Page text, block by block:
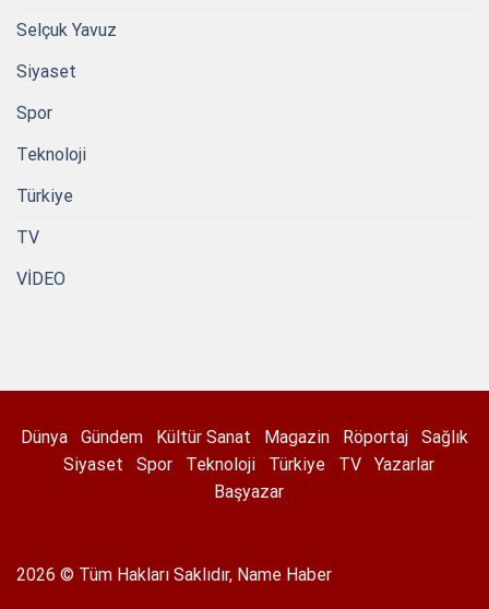
Selçuk Yavuz
Siyaset
Spor
Teknoloji
Türkiye
TV
VİDEO
Dünya Gündem Kültür Sanat Magazin Röportaj
Sağlık
Siyaset
Spor Teknoloji Türkiye TV
Yazarlar
Başyazar
2026 © Tüm Hakları Saklıdır, Name Haber